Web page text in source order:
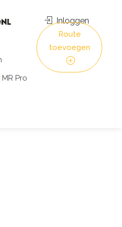
MR Pro
Inloggen
Route
toevoegen